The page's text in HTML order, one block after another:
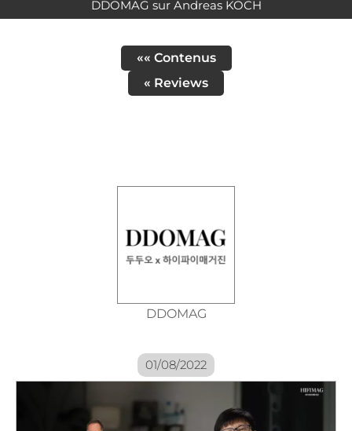
DDOMAG sur Andreas KOCH
«« Contenus
« Reviews
DDOMAG
01/08/2022